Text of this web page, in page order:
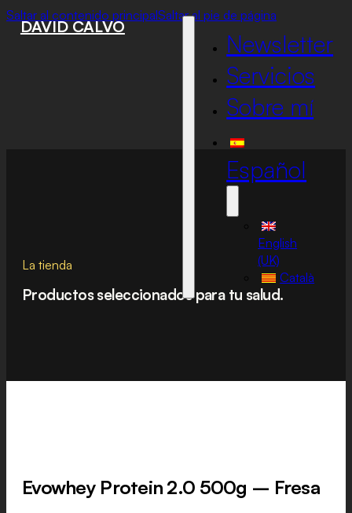
Saltar al contenido principalSaltar al pie de página
DAVID CALVO
Newsletter
Servicios
Sobre mí
Español
English
(UK)
Català
La tienda
Productos seleccionados para tu salud.
Evowhey Protein 2.0 500g – Fresa